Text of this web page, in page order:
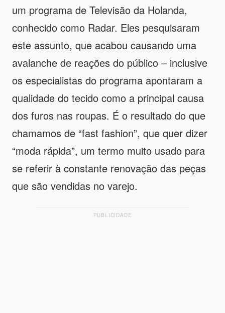
um programa de Televisão da Holanda,
conhecido como Radar. Eles pesquisaram
este assunto, que acabou causando uma
avalanche de reações do público – inclusive
os especialistas do programa apontaram a
qualidade do tecido como a principal causa
dos furos nas roupas. É o resultado do que
chamamos de “fast fashion”, que quer dizer
“moda rápida”, um termo muito usado para
se referir à constante renovação das peças
que são vendidas no varejo.
PUBLICIDADE